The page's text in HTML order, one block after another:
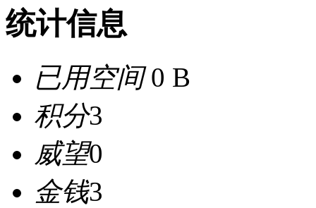
统计信息
已用空间0 B
积分3
威望0
金钱3